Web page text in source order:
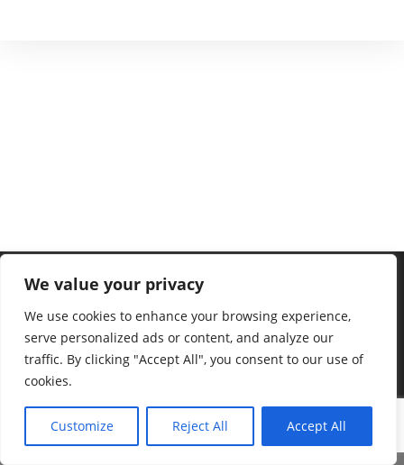
We value your privacy
We use cookies to enhance your browsing experience,
serve personalized ads or content, and analyze our
traffic. By clicking "Accept All", you consent to our use of
cookies.
Customize Reject All Accept All
©2023 Ralf Stonner – mit schönen Grüßen von der Insel Borkum